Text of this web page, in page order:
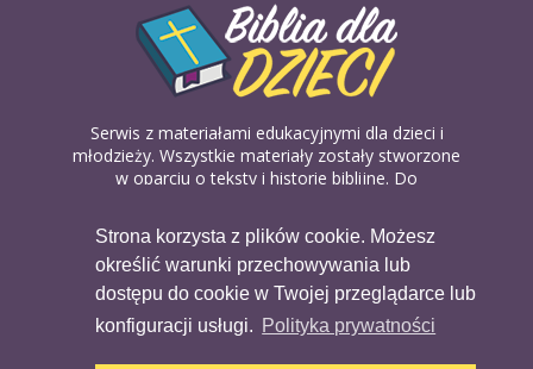
Strona korzysta z plików cookie. Możesz
określić warunki przechowywania lub
dostępu do cookie w Twojej przeglądarce lub
konfiguracji usługi. Polityka prywatności
Serwis z materiałami edukacyjnymi dla dzieci i
młodzieży. Wszystkie materiały zostały stworzone
w oparciu o teksty i historie biblijne. Do
biblijnych. Można je pobierać, drukować i
udostępniać bez żadnych opłat. Materiałów
dostępnych na serwisie nie można wykorzystywać
w celach komercyjnych.